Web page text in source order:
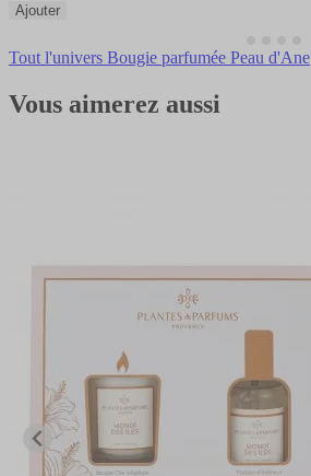
Ajouter
Tout l'univers Bougie parfumée Peau d'Ane
Vous aimerez aussi